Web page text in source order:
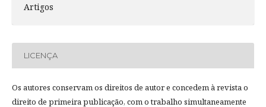
Artigos
LICENÇA
Os autores conservam os direitos de autor e concedem à revista o
direito de primeira publicação, com o trabalho simultaneamente